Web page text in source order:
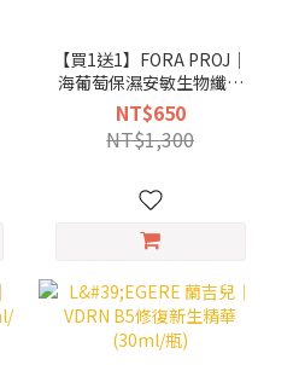
【買1送1】FORA PROJ｜
海葡萄保濕安敏生物纖維
面膜 25ml x 3pcs
NT$650
NT$1,300